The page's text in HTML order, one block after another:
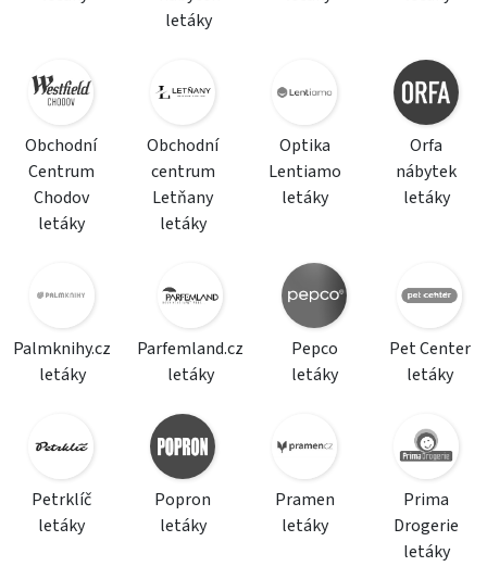
letáky
Obchodní
Centrum
Chodov
letáky
Obchodní
centrum
Letňany
letáky
Optika
Lentiamo
letáky
Orfa
nábytek
letáky
Palmknihy.cz
letáky
Parfemland.cz
letáky
Pepco
letáky
Pet Center
letáky
Petrklíč
letáky
Popron
letáky
Pramen
letáky
Prima
Drogerie
letáky